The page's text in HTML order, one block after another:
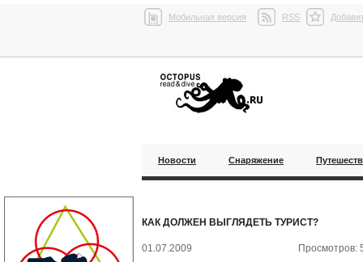
Мобильная версия RSS
Новости Снаряжение
КАК ДОЛЖЕН ВЫГЛЯДЕТЬ ТУРИСТ?
01.07.2009 Просмотров: